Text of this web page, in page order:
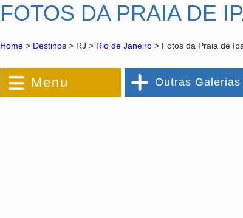
FOTOS DA PRAIA DE
Home > Destinos > RJ > Rio de Janeiro > Fotos da Praia de
Menu Outras Galerias